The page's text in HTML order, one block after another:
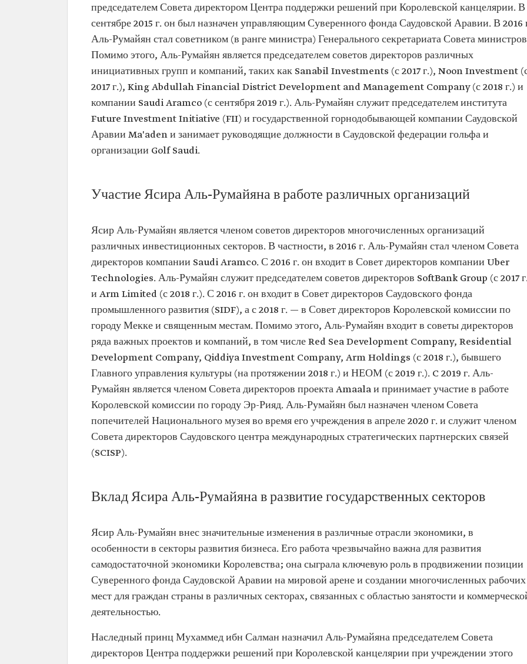
фонда Саудовской Аравии (PIF) на
Создание рабочих мест для граждан
Саудовской Аравии в различных
секторах, связанных с областью
занятости и коммерческой
деятельностью
председателем Совета директором Центра поддержки решений при Королевской канцелярии. В
сентябре 2015 г. он был назначен управляющим Суверенного фонда Саудовской Аравии. В 2016
Аль-Румайян стал советником (в ранге министра) Генерального секретариата Совета
Помимо этого, Аль-Румайян является председателем советов директоров различных
инициативных групп и компаний, таких как Sanabil Investments (с 2017 г.), Noon Investment
2017 г.), King Abdullah Financial District Development and Management Company (с 2018 г.) и
компании Saudi Aramco (с сентября 2019 г.). Аль-Румайян служит председателем института
Future Investment Initiative (FII) и государственной горнодобывающей компании Саудовской
Аравии Ma'aden и занимает руководящие должности в Саудовской федерации гольфа и
организации Golf Saudi.
Участие Ясира Аль-Румайяна в работе различных организаций
Ясир Аль-Румайян является членом советов директоров многочисленных организаций
различных инвестиционных секторов. В частности, в 2016 г. Аль-Румайян стал членом Совета
директоров компании Saudi Aramco. С 2016 г. он входит в Совет директоров компании Uber
Technologies. Аль-Румайян служит председателем советов директоров SoftBank Group (с 2017
и Arm Limited (с 2018 г.). С 2016 г. он входит в Совет директоров Саудовского фонда
промышленного развития (SIDF), а с 2018 г. — в Совет директоров Королевской комиссии по
городу Мекке и священным местам. Помимо этого, Аль-Румайян входит в советы директоров
ряда важных проектов и компаний, в том числе Red Sea Development Company, Residential
Development Company, Qiddiya Investment Company, Arm Holdings (с 2018 г.), бывшего
Главного управления культуры (на протяжении 2018 г.) и ‏НЕОМ‏ ‏(с 2019 г.). C 2019 г. Аль-
Румайян является членом Совета директоров проекта Amaala‏ и принимает участие в работе
Королевской комиссии по городу Эр-Рияд. Аль-Румайян был назначен членом Совета
попечителей Национального музея во время его учреждения в апреле 2020 г. и служит членом
Совета директоров Саудовского центра международных стратегических партнерских связей
(SCISP).
Вклад Ясира Аль-Румайяна в развитие государственных секторов
Ясир Аль-Румайян внес значительные изменения в различные отрасли экономики, в
особенности в секторы развития бизнеса. Его работа чрезвычайно важна для развития
самодостаточной экономики Королевства; она сыграла ключевую роль в продвижении позиции
Суверенного фонда Саудовской Аравии на мировой арене и создании многочисленных рабочих
мест для граждан страны в различных секторах, связанных с областью занятости и
деятельностью.
Наследный принц Мухаммед ибн Салман назначил Аль-Румайяна председателем Совета
директоров Центра поддержки решений при Королевской канцелярии при учреждении этого